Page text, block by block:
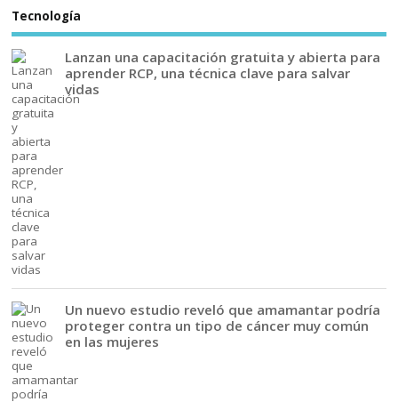
Tecnología
Lanzan una capacitación gratuita y abierta para
aprender RCP, una técnica clave para salvar
vidas
Un nuevo estudio reveló que amamantar podría
proteger contra un tipo de cáncer muy común
en las mujeres